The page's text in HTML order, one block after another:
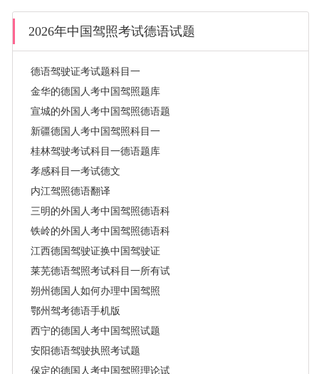
2026年中国驾照考试德语试题
德语驾驶证考试题科目一
金华的德国人考中国驾照题库
宣城的外国人考中国驾照德语题
新疆德国人考中国驾照科目一
桂林驾驶考试科目一德语题库
孝感科目一考试德文
内江驾照德语翻译
三明的外国人考中国驾照德语科目一
铁岭的外国人考中国驾照德语科目一题库
江西德国驾驶证换中国驾驶证
莱芜德语驾照考试科目一所有试题答案
朔州德国人如何办理中国驾照
鄂州驾考德语手机版
西宁的德国人考中国驾照试题
安阳德语驾驶执照考试题
保定的德国人考中国驾照理论试题